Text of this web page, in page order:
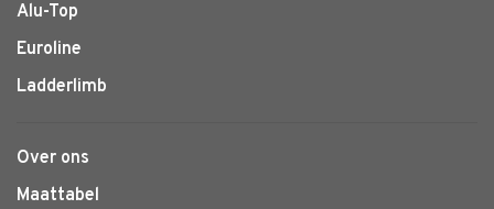
Alu-Top
Euroline
Ladderlimb
Over ons
Maattabel